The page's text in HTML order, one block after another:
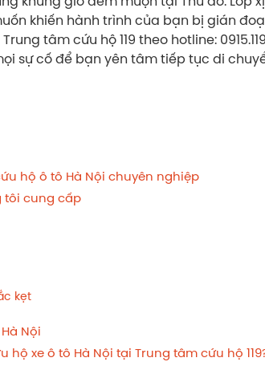
khiến hành trình của bạn bị gián
tâm cứu hộ 119 theo hotline:
sự cố để bạn yên tâm tiếp tục di
hộ ô tô Hà Nội chuyên nghiệp
tôi cung cấp
kẹt
Nội
xe ô tô Hà Nội tại Trung tâm cứu hộ